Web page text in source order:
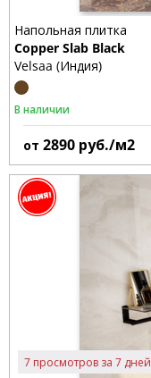
Напольная плитка
Copper Slab Black
Velsaa (Индия)
В наличии
от 2890 руб./м2
7 просмотров за 7 дней